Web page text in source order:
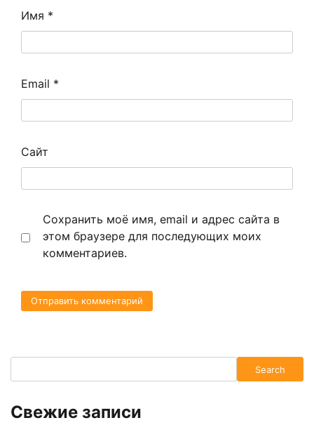
Имя *
Email *
Сайт
Сохранить моё имя, email и адрес сайта в
этом браузере для последующих моих
комментариев.
Search
Свежие записи